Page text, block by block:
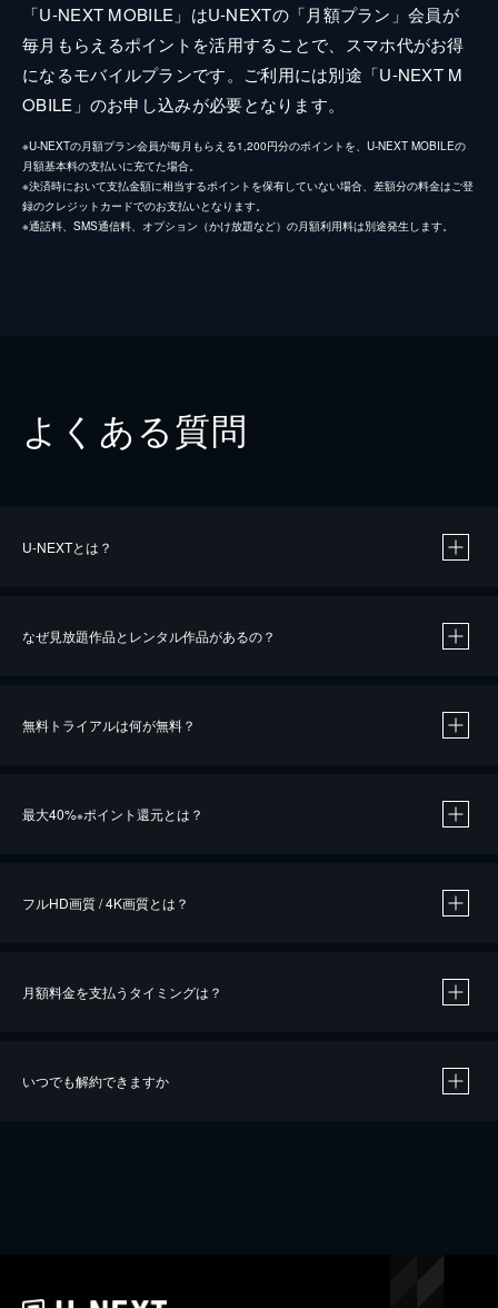
「U-NEXT MOBILE」はU-NEXTの「月額プラン」会員が
毎月もらえるポイントを活用することで、スマホ代がお得
になるモバイルプランです。ご利用には別途「U-NEXT M
OBILE」のお申し込みが必要となります。
※U-NEXTの月額プラン会員が毎月もらえる1,200円分のポイントを、U-NEXT MOBILEの
月額基本料の支払いに充てた場合。
※決済時において支払金額に相当するポイントを保有していない場合、差額分の料金はご登
録のクレジットカードでのお支払いとなります。
※通話料、SMS通信料、オプション（かけ放題など）の月額利用料は別途発生します。
よくある質問
U-NEXTとは？
なぜ見放題作品とレンタル作品があるの？
無料トライアルは何が無料？
最大40%※ポイント還元とは？
※40％ポイント還元の対象は、クレジットカード決済による作品の購入 / レンタルです。
iOSアプリのUコイン決済による作品の購入 / レンタルは、20％のポイント還元です。
フルHD画質 / 4K画質とは？
月額料金を支払うタイミングは？
いつでも解約できますか